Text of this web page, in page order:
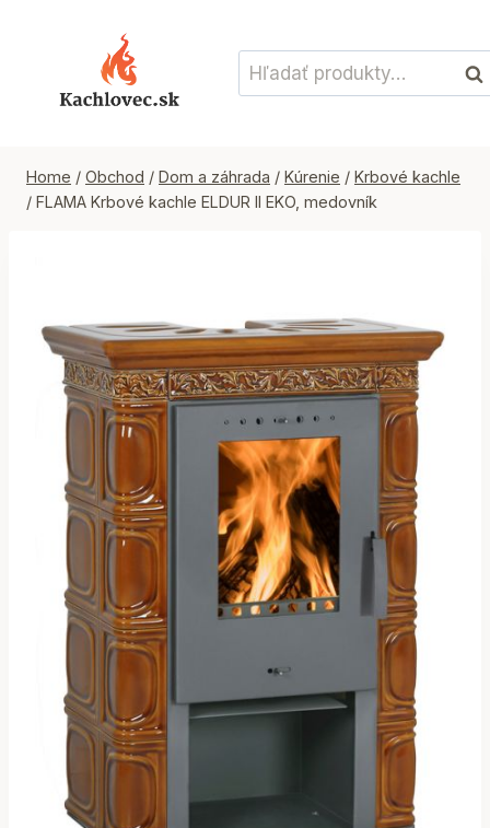
Hľadať:
Home / Obchod / Dom a záhrada / Kúrenie / Krbové kachle
/ FLAMA Krbové kachle ELDUR II EKO, medovník